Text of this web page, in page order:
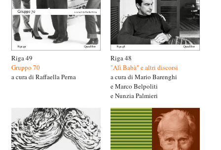
Riga 49
Gruppo 70
a cura di Raffaella Perna
Riga 48
"Alì Babà" e altri discorsi
a cura di Mario Barenghi
e Marco Belpoliti
e Nunzia Palmieri